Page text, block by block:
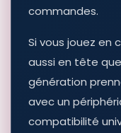
commandes.
Si vous jouez en
aussi en tête
génération
avec un
compatibilité